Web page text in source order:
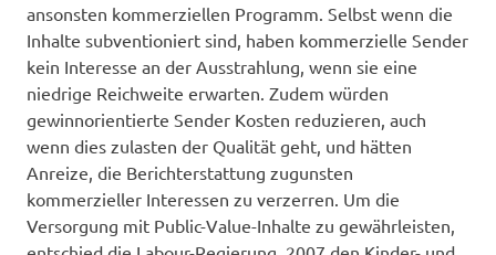
ansonsten kommerziellen Programm. Selbst wenn die
Inhalte subventioniert sind, haben kommerzielle Sender
kein Interesse an der Ausstrahlung, wenn sie eine
niedrige Reichweite erwarten. Zudem würden
gewinnorientierte Sender Kosten reduzieren, auch
wenn dies zulasten der Qualität geht, und hätten
Anreize, die Berichterstattung zugunsten
kommerzieller Interessen zu verzerren. Um die
Versorgung mit Public-Value-Inhalte zu gewährleisten,